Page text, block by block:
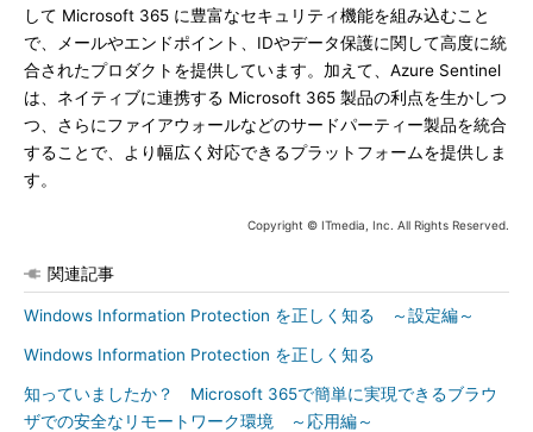
して Microsoft 365 に豊富なセキュリティ機能を組み込むこと
で、メールやエンドポイント、IDやデータ保護に関して高度に統
合されたプロダクトを提供しています。加えて、Azure Sentinel
は、ネイティブに連携する Microsoft 365 製品の利点を生かしつ
つ、さらにファイアウォールなどのサードパーティー製品を統合
することで、より幅広く対応できるプラットフォームを提供しま
す。
Copyright © ITmedia, Inc. All Rights Reserved.
関連記事
Windows Information Protection を正しく知る ～設定編～
Windows Information Protection を正しく知る
知っていましたか？ Microsoft 365で簡単に実現できるブラウ
ザでの安全なリモートワーク環境 ～応用編～